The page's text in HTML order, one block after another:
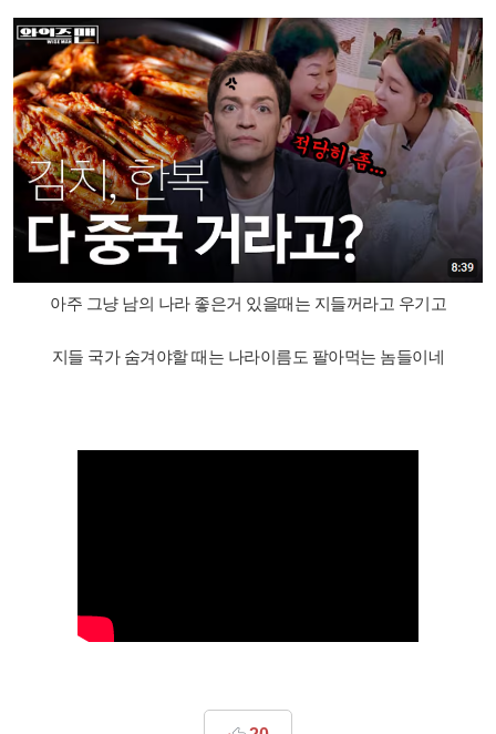
아주 그냥 남의 나라 좋은거 있을때는 지들꺼라고 우기고
지들 국가 숨겨야할 때는 나라이름도 팔아먹는 놈들이네